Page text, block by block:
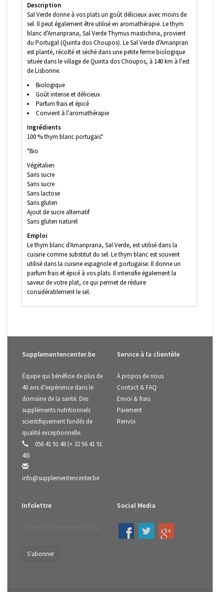
Description
Sal Verde donne à vos plats un goût délicieux avec moins de
sel. Il peut également être utilisé en aromathérapie. Le thym
blanc d'Amanprana, Sal Verde Thymus mastichina, provient
du Portugal (Quinta dos Choupos). Le Sal Verde d'Amanpran
est planté, récolté et séché dans une petite ferme biologique
située dans le village de Quinta dos Choupos, à 140 km à l'est
de Lisbonne.
Biologique
Goût intense et délicieux
Parfum frais et épicé
Convient à l'aromathérapie
Ingrédients
100 % thym blanc portugais*
*Bio
Végétalien
Sans sucre
Sans sucre
Sans lactose
Sans gluten
Ajout de sucre alternatif
Sans gluten naturel
Emploi
Le thym blanc d'Amanprana, Sal Verde, est utilisé dans la
cuisine comme substitut du sel. Le thym blanc est souvent
utilisé dans la cuisine espagnole et portugaise. Il donne un
parfum frais et épicé à vos plats. Il intensifie également la
saveur de votre plat, ce qui permet de réduire
considérablement le sel.
Supplementencenter.be
Équipe qui bénéficie de plus de
40 ans d’expérience dans le
domaine de la santé. Des
suppléments nutritionnels
scientifiquement fondés de
qualité exceptionnelle.
056 41 91 48 (+ 32 56 41 91
48)
info@supplementencenter.be
Service à la clientèle
À propos de nous
Contact & FAQ
Envoi & frais
Paiement
Renvoi
Infolettre
S'abonner
Social Media